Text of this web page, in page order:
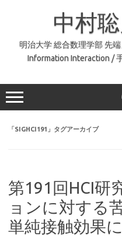
中村
明治大学 総合数理学部 先
Information Interaction /
「SIGHCI191 」タグアーカイブ
第191回HCI研
ョンに対する
単純接触効果